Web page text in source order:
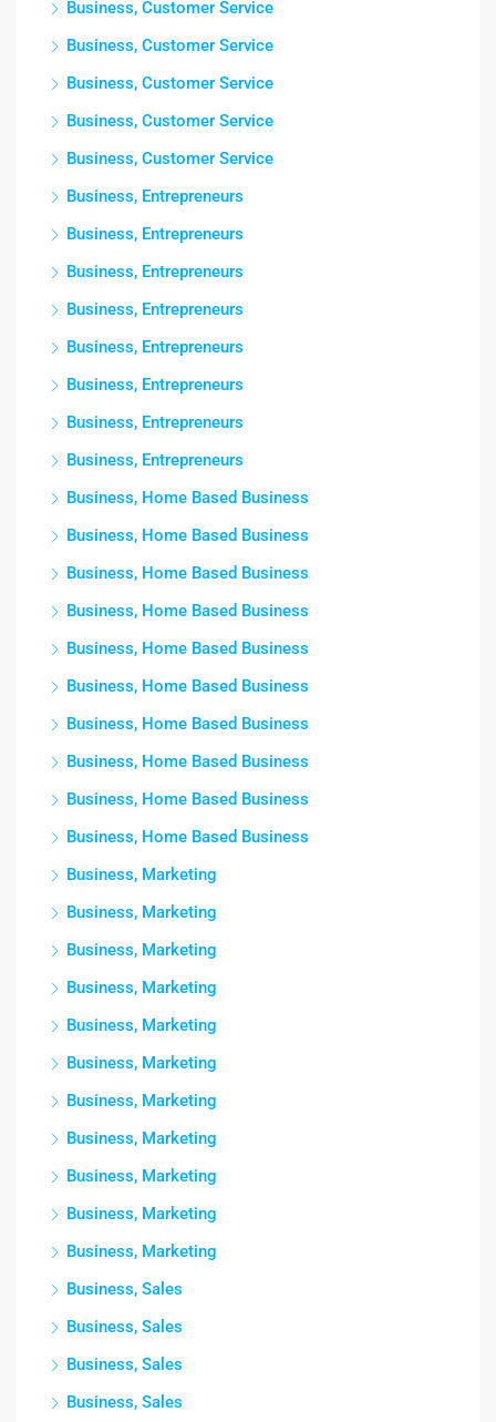
Business, Customer Service
Business, Customer Service
Business, Customer Service
Business, Customer Service
Business, Customer Service
Business, Entrepreneurs
Business, Entrepreneurs
Business, Entrepreneurs
Business, Entrepreneurs
Business, Entrepreneurs
Business, Entrepreneurs
Business, Entrepreneurs
Business, Entrepreneurs
Business, Home Based Business
Business, Home Based Business
Business, Home Based Business
Business, Home Based Business
Business, Home Based Business
Business, Home Based Business
Business, Home Based Business
Business, Home Based Business
Business, Home Based Business
Business, Home Based Business
Business, Marketing
Business, Marketing
Business, Marketing
Business, Marketing
Business, Marketing
Business, Marketing
Business, Marketing
Business, Marketing
Business, Marketing
Business, Marketing
Business, Marketing
Business, Sales
Business, Sales
Business, Sales
Business, Sales